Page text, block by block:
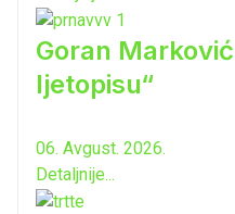
Goran
ljetopisu“
06. Avgust. 2026.
Detaljnije...